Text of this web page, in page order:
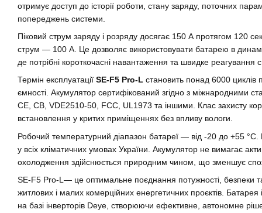
отримує доступ до історії роботи, стану заряду, поточних
попереджень системи.
Піковий струм заряду і розряду досягає 150 А протягом 120
струм — 100 А. Це дозволяє використовувати батарею в
де потрібні короткочасні навантаження та швидке реагування
Термін експлуатації SE-F5 Pro-L становить понад 6000
ємності. Акумулятор сертифікований згідно з міжнародними
CE, CB, VDE2510-50, FCC, UL1973 та іншими. Клас захисту
встановлення у критих приміщеннях без впливу вологи.
Робочий температурний діапазон батареї — від -20 до +55 °C.
у всіх кліматичних умовах України. Акумулятор не вимагає
охолодження здійснюється природним чином, що зменшує
SE-F5 Pro-L— це оптимальне поєднання потужності, безпеки та
житлових і малих комерційних енергетичних проєктів. Батарея
на базі інверторів Deye, створюючи ефективне, автономне